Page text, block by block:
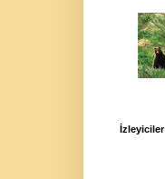
İzleyiciler